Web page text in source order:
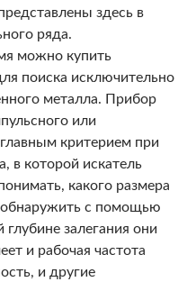
здесь в
ряда.
можно купить
поиска исключительно
металла. Прибор
или
критерием при
в которой искатель
какого размера
с помощью
залегания они
и рабочая частота
и другие